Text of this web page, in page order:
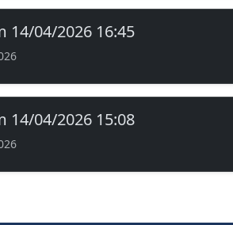
14/04/2026 16:45
14/04/2026 15:08